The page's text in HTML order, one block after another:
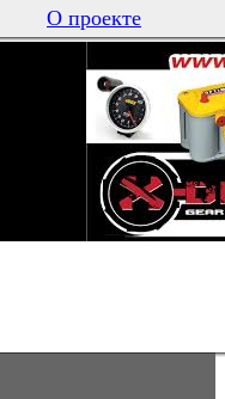
О проекте